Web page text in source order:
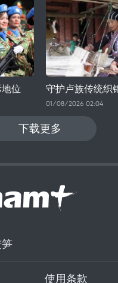
位 守护卢族传统织
01/08/2026 02:04
下载更多
使用条款